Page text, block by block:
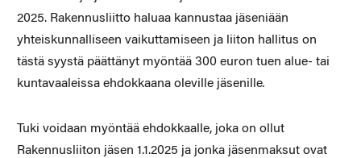
2025. Rakennusliitto haluaa kannustaa jäseniään
yhteiskunnalliseen vaikuttamiseen ja liiton hallitus on
tästä syystä päättänyt myöntää 300 euron tuen alue- tai
kuntavaaleissa ehdokkaana oleville jäsenille.
Tuki voidaan myöntää ehdokkaalle, joka on ollut
Rakennusliiton jäsen 1.1.2025 ja jonka jäsenmaksut ovat